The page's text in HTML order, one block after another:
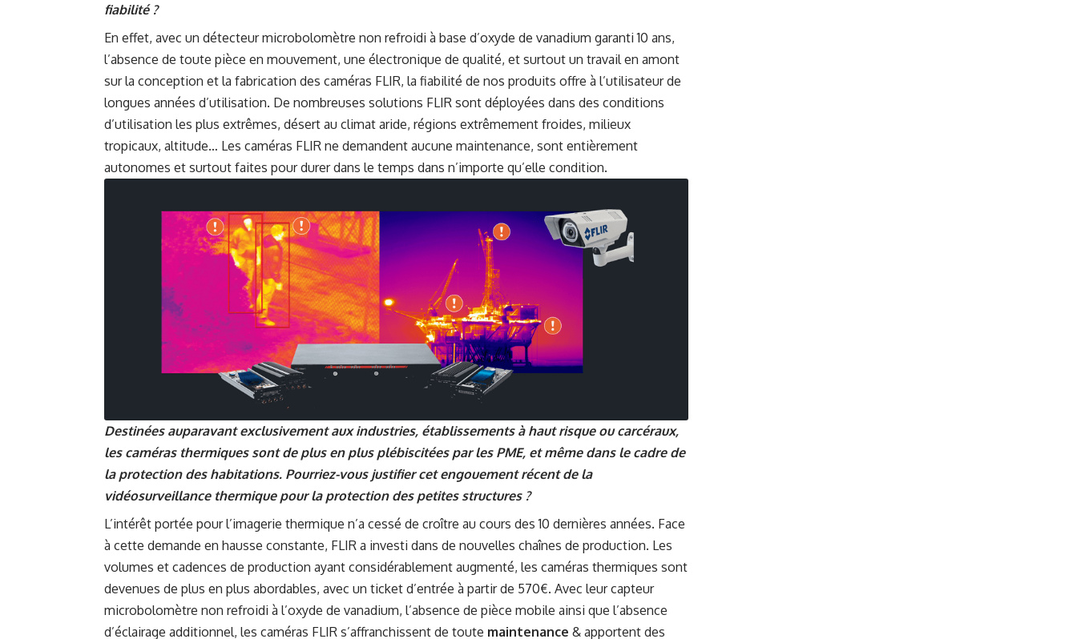
fiabilité ?
En effet, avec un détecteur microbolomètre non refroidi à base d’oxyde de vanadium garanti 10 ans,
l’absence de toute pièce en mouvement, une électronique de qualité, et surtout un travail en amont
sur la conception et la fabrication des caméras FLIR, la fiabilité de nos produits offre à l’utilisateur de
longues années d’utilisation. De nombreuses solutions FLIR sont déployées dans des conditions
d’utilisation les plus extrêmes, désert au climat aride, régions extrêmement froides, milieux
tropicaux, altitude… Les caméras FLIR ne demandent aucune maintenance, sont entièrement
autonomes et surtout faites pour durer dans le temps dans n’importe qu’elle condition.
Destinées auparavant exclusivement aux industries, établissements à haut risque ou carcéraux,
les caméras thermiques sont de plus en plus plébiscitées par les PME, et même dans le cadre de
la protection des habitations. Pourriez-vous justifier cet engouement récent de la
vidéosurveillance thermique pour la protection des petites structures ?
L’intérêt portée pour l’imagerie thermique n’a cessé de croître au cours des 10 dernières années. Face
à cette demande en hausse constante, FLIR a investi dans de nouvelles chaînes de production. Les
volumes et cadences de production ayant considérablement augmenté, les caméras thermiques sont
devenues de plus en plus abordables, avec un ticket d’entrée à partir de 570€. Avec leur capteur
microbolomètre non refroidi à l’oxyde de vanadium, l’absence de pièce mobile ainsi que l’absence
d’éclairage additionnel, les caméras FLIR s’affranchissent de toute maintenance & apportent des